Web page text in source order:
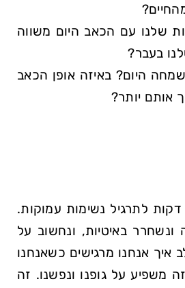
שלנו עם הכאב היום משווה
בעבר?
היום? באיזה אופן הכאב
אותם יותר?
לתרגיל נשימות עמוקות.
ונשחרר באיטיות, ונחשוב על
איך אנחנו מרגישים כשאנחנו
משפיע על גופנו ונפשנו. זה